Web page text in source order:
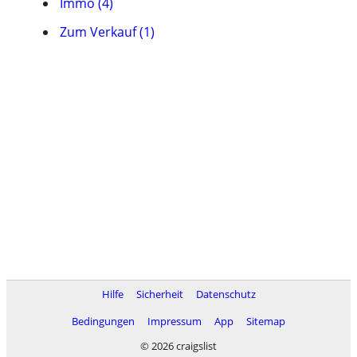
Zum Verkauf (1)
Hilfe Sicherheit
Datenschutz
Bedingungen
Impressum App
Sitemap
© 2026 craigslist